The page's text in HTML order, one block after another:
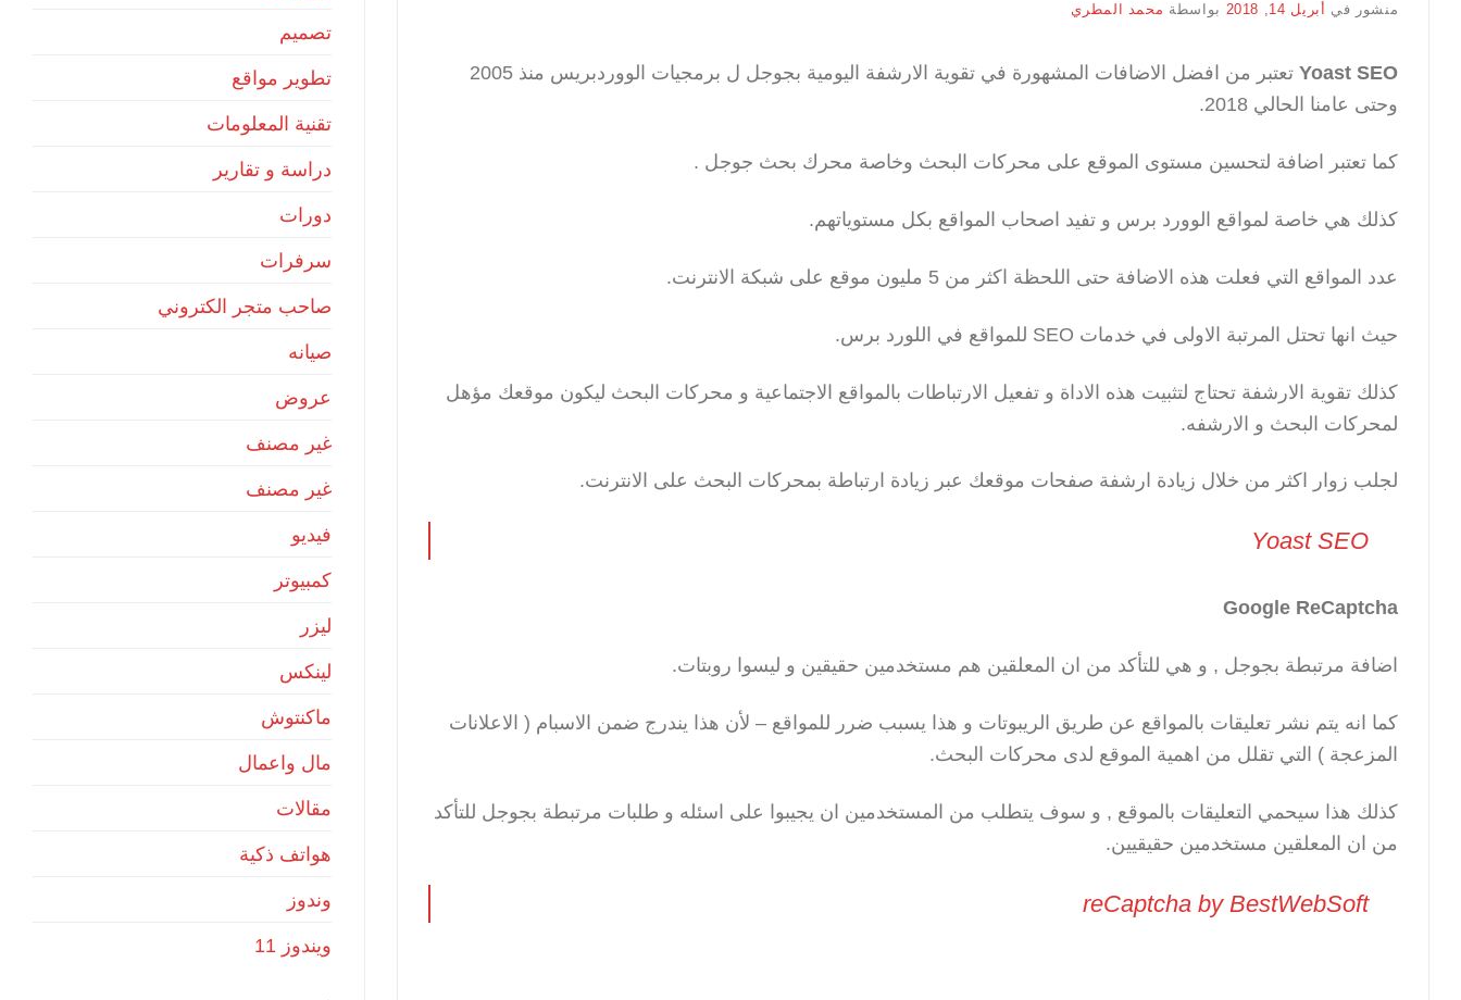
منشور في أبريل 14, 2018 بواسطة محمد المطري
Yoast SEO
تعتبر من افضل الاضافات المشهورة في تقوية الارشفة اليومية بجوجل ل برمجيات الووردبريس منذ 2005
وحتى عامنا الحالي 2018.
كما تعتبر اضافة لتحسين مستوى الموقع على محركات البحث وخاصة محرك بحث جوجل .
كذلك هي خاصة لمواقع الوورد برس و تفيد اصحاب المواقع بكل مستوياتهم.
عدد المواقع التي فعلت هذه الاضافة حتى اللحظة اكثر من 5 مليون موقع على شبكة الانترنت.
حيث انها تحتل المرتبة الاولى في خدمات SEO للمواقع في اللورد برس.
كذلك تقوية الارشفة تحتاج لتثبيت هذه الاداة و تفعيل الارتباطات بالمواقع الاجتماعية و محركات البحث ليكون موقعك مؤهل
لمحركات البحث و الارشفه.
لجلب زوار اكثر من خلال زيادة ارشفة صفحات موقعك عبر زيادة ارتباطة بمحركات البحث على الانترنت.
Yoast SEO
Google ReCaptcha
اضافة مرتبطة بجوجل , و هي للتأكد من ان المعلقين هم مستخدمين حقيقين و ليسوا روبتات.
كما انه يتم نشر تعليقات بالمواقع عن طريق الريبوتات و هذا يسبب ضرر للمواقع – لأن هذا يندرج ضمن الاسبام ( الاعلانات
المزعجة ) التي تقلل من اهمية الموقع لدى محركات البحث.
كذلك هذا سيحمي التعليقات بالموقع , و سوف يتطلب من المستخدمين ان يجيبوا على اسئله و طلبات مرتبطة بجوجل للتأكد
من ان المعلقين مستخدمين حقيقيين.
reCaptcha by BestWebSoft
تصميم
تطوير مواقع
تقنية المعلومات
دراسة و تقارير
دورات
سرفرات
صاحب متجر الكتروني
صيانه
عروض
غير مصنف
غير مصنف
فيديو
كمبيوتر
ليزر
لينكس
ماكنتوش
مال واعمال
مقالات
هواتف ذكية
وندوز
ويندوز 11